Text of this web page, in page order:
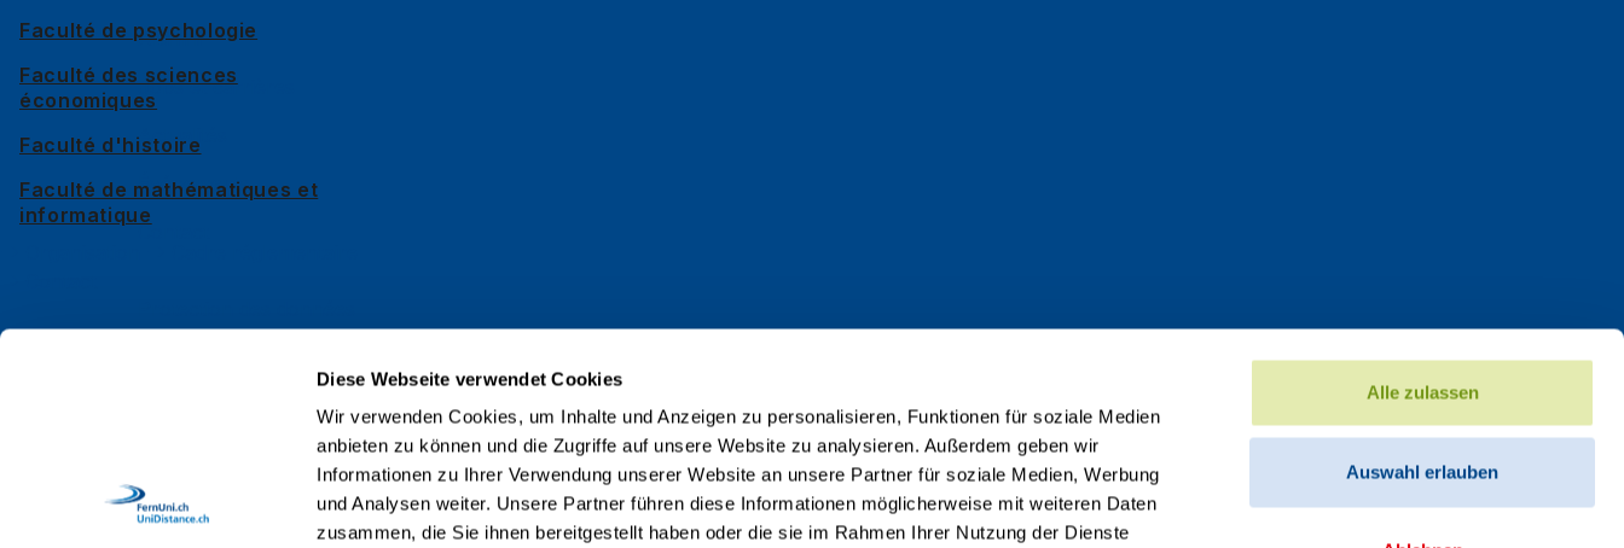
Diese Webseite verwendet Cookies
Wir verwenden Cookies, um Inhalte und Anzeigen zu personalisieren, Funktionen für soziale Medien
anbieten zu können und die Zugriffe auf unsere Website zu analysieren. Außerdem geben wir
Informationen zu Ihrer Verwendung unserer Website an unsere Partner für soziale Medien, Werbung
und Analysen weiter. Unsere Partner führen diese Informationen möglicherweise mit weiteren Daten
zusammen, die Sie ihnen bereitgestellt haben oder die sie im Rahmen Ihrer Nutzung der Dienste
Alle zulassen
Auswahl erlauben
Faculté de psychologie
Faculté des sciences
économiques
Faculté d'histoire
Faculté de mathématiques et
informatique
Alumni
Jobs et carrières
Actualités
Événements
Contact
Collaboratrices et collaborateurs